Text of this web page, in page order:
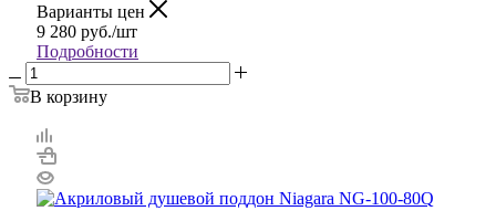
Варианты цен
9 280 руб./шт
Подробности
В корзину